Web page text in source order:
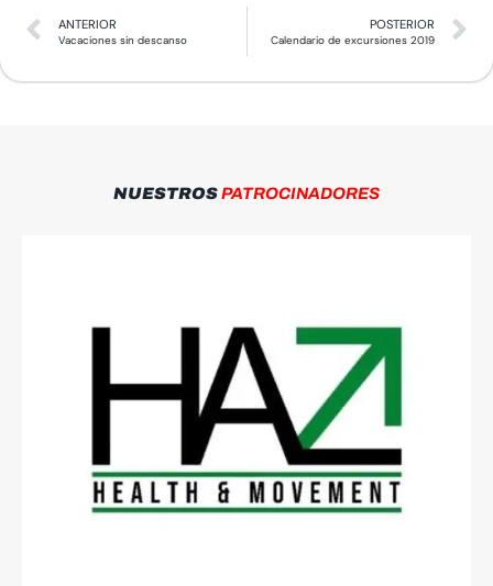
ANTERIOR
Vacaciones sin descanso
POSTERIOR
Calendario de excursiones 2019
NUESTROSPATROCINADORES